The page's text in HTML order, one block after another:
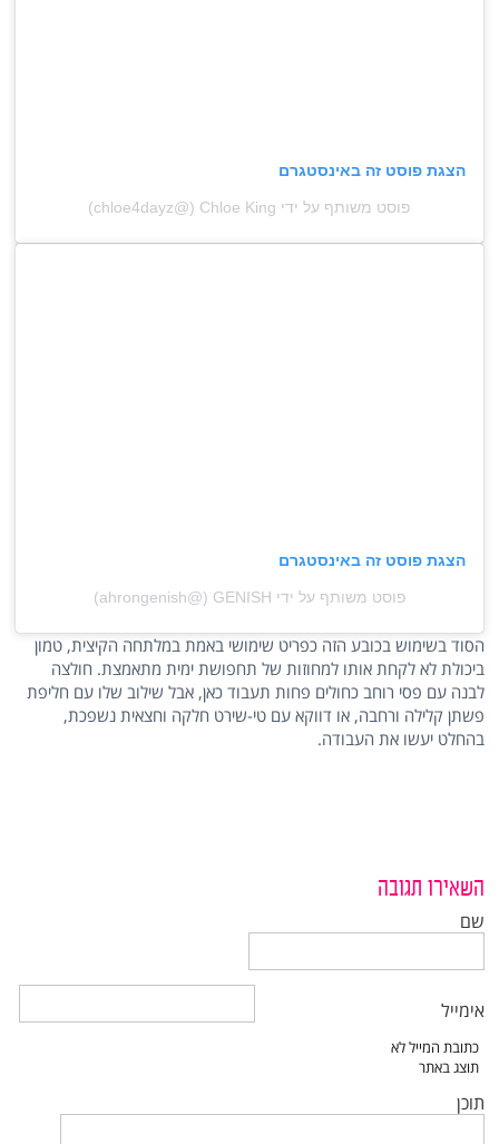
הצגת פוסט זה באינסטגרם
פוסט משותף על ידי ‏‎Chloe King‎‏ (@‏‎chloe4dayz‎‏)
הצגת פוסט זה באינסטגרם
פוסט משותף על ידי ‏‎GENISH‎‏ (@‏‎ahrongenish‎‏)
הסוד בשימוש בכובע הזה כפריט שימושי באמת במלתחה הקיצית, טמון
ביכולת לא לקחת אותו למחוזות של תחפושת ימית מתאמצת. חולצה
לבנה עם פסי רוחב כחולים פחות תעבוד כאן, אבל שילוב שלו עם חליפת
פשתן קלילה ורחבה, או דווקא עם טי-שירט חלקה וחצאית נשפכת,
בהחלט יעשו את העבודה.
השאירו תגובה
שם
אימייל
תוכן